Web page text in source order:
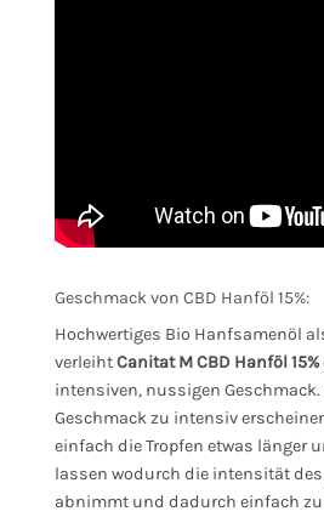
Geschmack von CBD Hanföl 15%:
Hochwertiges Bio Hanfsamenöl
verleihtCanitat M CBD Hanföl 15%
intensiven, nussigen Geschmack.
Geschmack zu intensiv
einfach die Tropfen etwas länger
lassen wodurch die intensität
abnimmt und dadurch einfach